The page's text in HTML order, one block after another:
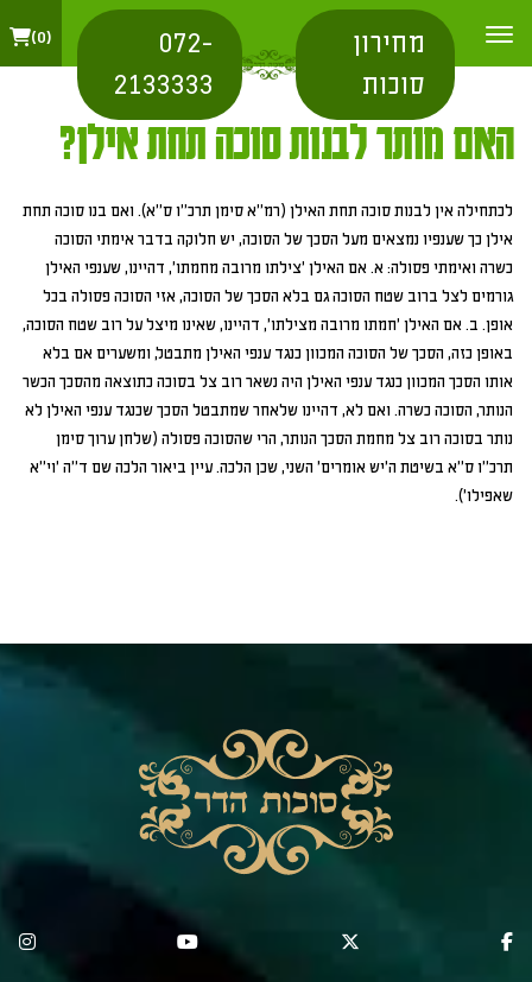
מחירון
סוכות
072-
2133333
0
האם מותר לבנות סוכה תחת אילן?
לכתחילה אין לבנות סוכה תחת האילן (רמ"א סימן תרכ"ו ס"א). ואם בנו סוכה תחת
אילן כך שענפיו נמצאים מעל הסכך של הסוכה, יש חלוקה בדבר אימתי הסוכה
כשרה ואימתי פסולה: א. אם האילן 'צילתו מרובה מחמתו', דהיינו, שענפי האילן
גורמים לצל ברוב שטח הסוכה גם בלא הסכך של הסוכה, אזי הסוכה פסולה בכל
אופן. ב. אם האילן 'חמתו מרובה מצילתו', דהיינו, שאינו מיצל על רוב שטח הסוכה,
באופן כזה, הסכך של הסוכה המכוון כנגד ענפי האילן מתבטל, ומשערים אם בלא
אותו הסכך המכוון כנגד ענפי האילן היה נשאר רוב צל בסוכה כתוצאה מהסכך הכשר
הנותר, הסוכה כשרה. ואם לא, דהיינו שלאחר שמתבטל הסכך שכנגד ענפי האילן לא
נותר בסוכה רוב צל מחמת הסכך הנותר, הרי שהסוכה פסולה (שלחן ערוך סימן
תרכ"ו ס"א בשיטת ה'יש אומרים' השני, שכן הלכה. עיין ביאור הלכה שם ד"ה 'וי"א
שאפילו').